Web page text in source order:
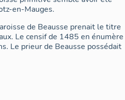
en-Mauges.
de Beausse prenait le titre
Le censif de 1485 en énumère
Le prieur de Beausse possédait
ainsi que les droits d'étalage aux